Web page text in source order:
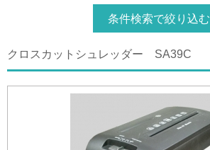
条件検索で絞り込む
クロスカットシュレッダー SA39C